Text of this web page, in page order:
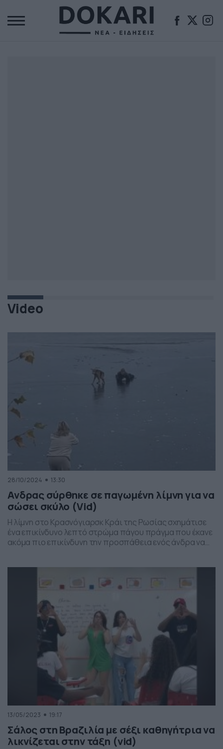
Video
28/10/2024 13:30
Ανδρας σύρθηκε σε παγωμένη λίμνη για να
σώσει σκύλο (Vid)
Η λίμνη στο Κρασνόγιαρσκ Κράι της Ρωσίας σχημάτισε
ένα επικίνδυνο λεπτό στρώμα πάγου πράγμα που έκανε
ακόμα πιο επικίνδυνη την προσπάθεια ενός άνδρα να
Ευτυχώς, όλα κύλησαν ομαλά […]
13/05/2023 19:17
Σάλος στη Βραζιλία με σέξι καθηγήτρια να
λικνίζεται στην τάξη (vid)